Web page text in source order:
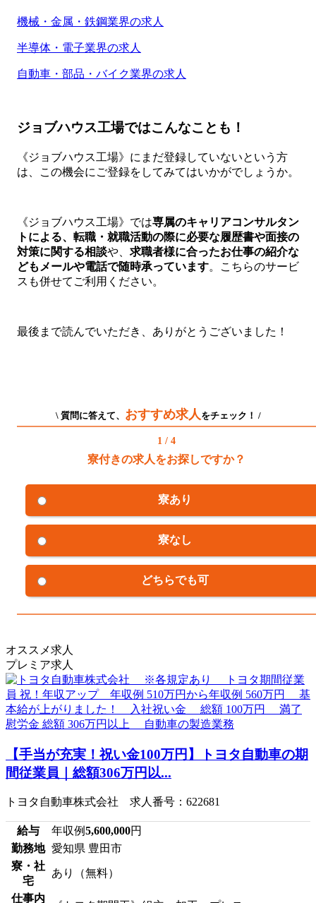
機械・金属・鉄鋼業界の求人
半導体・電子業界の求人
自動車・部品・バイク業界の求人
ジョブハウス工場ではこんなことも！
《ジョブハウス工場》にまだ登録していないという方
は、この機会にご登録をしてみてはいかがでしょうか。
《ジョブハウス工場》では専属のキャリアコンサルタン
トによる、転職・就職活動の際に必要な履歴書や面接の
対策に関する相談や、 求職者様に合ったお仕事の紹介な
どもメールや電話で随時承っています。こちらのサービ
スも併せてご利用ください。
最後まで読んでいただき、ありがとうございました！
\ 質問に答えて、 おすすめ求人 をチェック！ /
1 / 4
寮付きの求人をお探しですか？
寮あり
寮なし
どちらでも可
オススメ求人
プレミア求人
【手当が充実！祝い金100万円】トヨタ自動車の期
間従業員｜総額306万円以...
トヨタ自動車株式会社 求人番号：622681
給与 年収例5,600,000円
勤務地 愛知県 豊田市
寮・社
宅
あり（無料）
仕事内